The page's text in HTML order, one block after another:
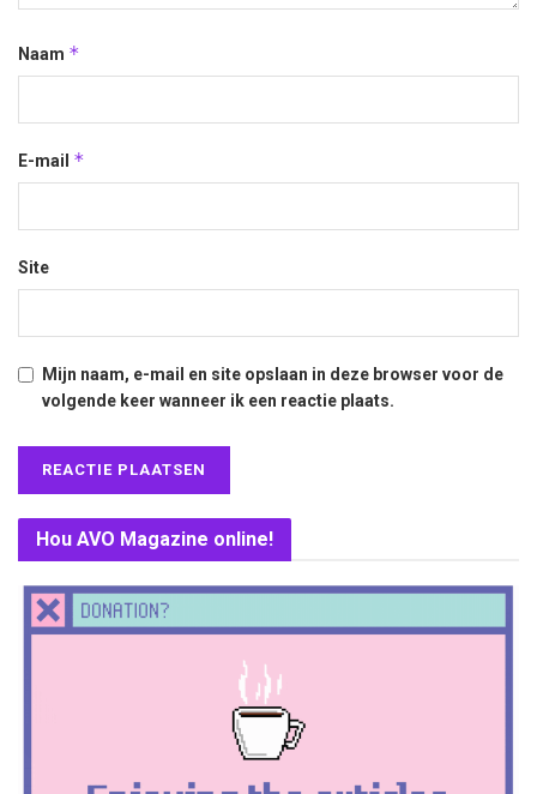
Naam *
E-mail *
Site
Mijn naam, e-mail en site opslaan in deze browser voor de
volgende keer wanneer ik een reactie plaats.
Hou AVO Magazine online!